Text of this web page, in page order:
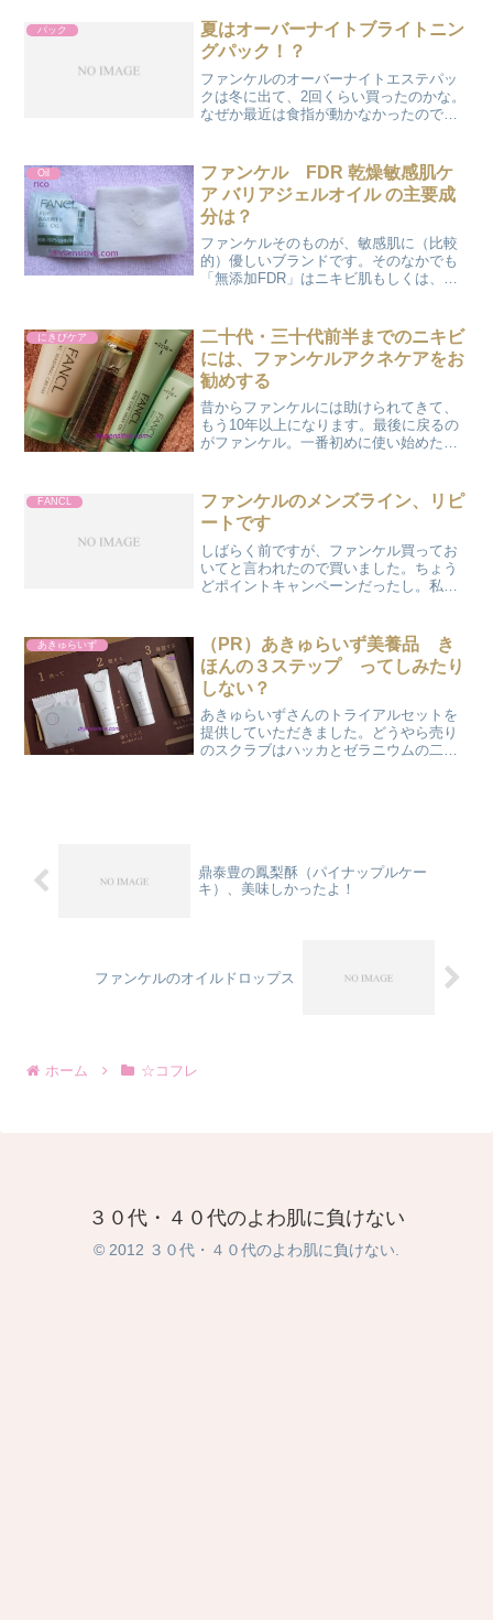
タイプを買ってみたりしていたのです。
やっぱりメンズラインがい...
パック
夏はオーバーナイトブライトニン
グパック！？
ファンケルのオーバーナイトエステパッ
クは冬に出て、2回くらい買ったのかな。
なぜか最近は食指が動かなかったのです
うものが夏コフレの中に入っていまし
た。これこれ。これが毎年...
Oil
ファンケル FDR 乾燥敏感肌ケ
ア バリアジェルオイル の主要成
分は？
ファンケルそのものが、敏感肌に（比較
的）優しいブランドです。そのなかでも
「無添加FDR」はニキビ肌もしくは、乾
うのはこの乾燥敏感肌向けの商品、特に
化粧液・乳液・ク...
にきびケア
二十代・三十代前半までのニキビ
には、ファンケルアクネケアをお
勧めする
昔からファンケルには助けられてきて、
もう10年以上になります。最後に戻るの
がファンケル。一番初めに使い始めたの
頃から使っておりました。こんな写真も
残っています。二十代・三...
FANCL
ファンケルのメンズライン、リピ
ートです
しばらく前ですが、ファンケル買ってお
いてと言われたので買いました。ちょう
どポイントキャンペーンだったし。私は
センスはそんなに使わないらしいので化
粧水と乳液のみ3本ずつ購...
あきゅらいず
（PR）あきゅらいず美養品 き
ほんの３ステップ ってしみたり
しない？
あきゅらいずさんのトライアルセットを
提供していただきました。どうやら売り
のスクラブはハッカとゼラニウムの二本
鼎泰豊の鳳梨酥（パイナップルケー
キ）、美味しかったよ！
ファンケルのオイルドロップス
ホーム ☆コフレ
３０代・４０代のよわ肌に負けない
© 2012 ３０代・４０代のよわ肌に負けない.